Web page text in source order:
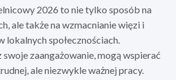
2026 to nie tylko sposób na
ale także na wzmacnianie więzi i
lokalnych społecznościach.
zaangażowanie, mogą wspierać
ale niezwykle ważnej pracy.